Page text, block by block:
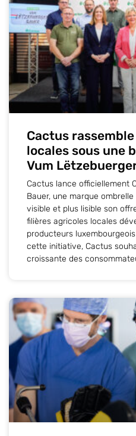
Cactus
locales sous une
Vum
Cactus lance officiellement
Bauer, une marque
visible et plus lisible son
filières agricoles locales
producteurs
cette initiative, Cactus
croissante des